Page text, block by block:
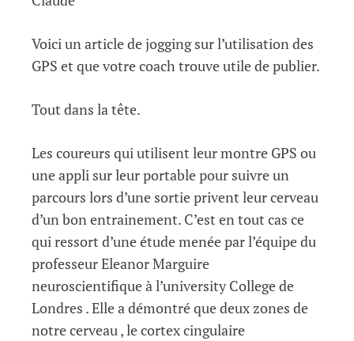
Voici un article de jogging sur l’utilisation des
GPS et que votre coach trouve utile de publier.
Tout dans la tête.
Les coureurs qui utilisent leur montre GPS ou
une appli sur leur portable pour suivre un
parcours lors d’une sortie privent leur cerveau
d’un bon entrainement. C’est en tout cas ce
qui ressort d’une étude menée par l’équipe du
professeur Eleanor Marguire
neuroscientifique à l’university College de
Londres . Elle a démontré que deux zones de
notre cerveau , le cortex cingulaire